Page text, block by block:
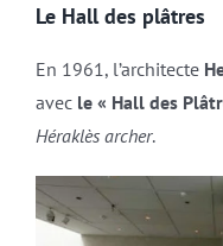
Le Hall des plâtres
En 1961, l’architecte
avec le « Hall des
Héraklès archer.